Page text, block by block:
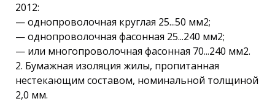
2012:
— однопроволочная круглая 25...50 мм2;
— однопроволочная фасонная 25...240 мм2;
— или многопроволочная фасонная 70...240 мм2.
2. Бумажная изоляция жилы, пропитанная
нестекающим составом, номинальной толщиной
2,0 мм.